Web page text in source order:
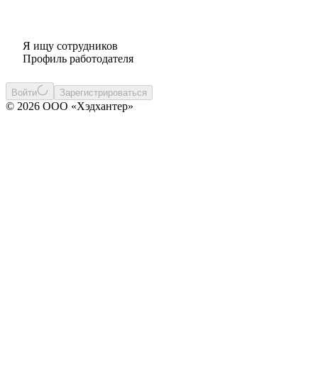
Я ищу сотрудников
Профиль работодателя
Войти Зарегистрироваться
© 2026 ООО «Хэдхантер»